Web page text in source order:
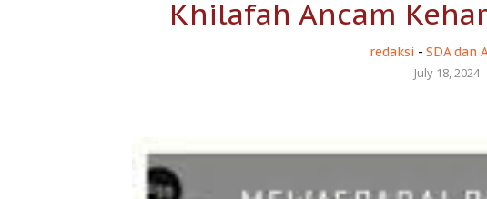
Khilafah Ancam
redaksi - SDA dan
July 18, 2024